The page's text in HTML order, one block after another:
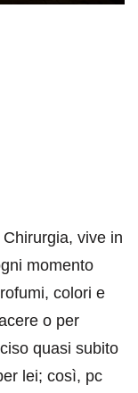
vive in
momento
colori e
o per
quasi subito
lei; così, pc